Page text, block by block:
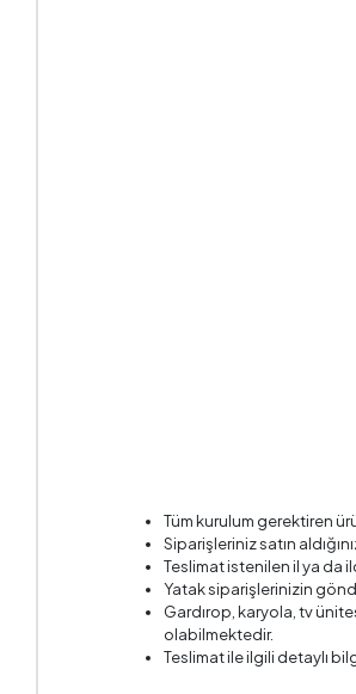
Tüm kurulum gerektiren
Siparişleriniz satın
Teslimat istenilen il ya
Yatak siparişlerinizin
Gardırop, karyola, tv
olabilmektedir.
Teslimat ile ilgili detaylı